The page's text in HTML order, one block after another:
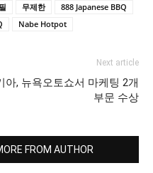
무제한
888 Japanese BBQ
Nabe Hotpot
Next article
아, 뉴욕오토쇼서 마케팅 2개
부문 수상
FROM AUTHOR